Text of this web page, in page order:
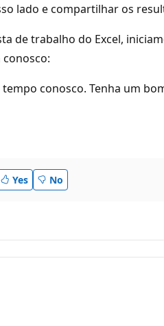
lado e compartilhar os
de trabalho do Excel,
conosco. Tenha um
Yes No